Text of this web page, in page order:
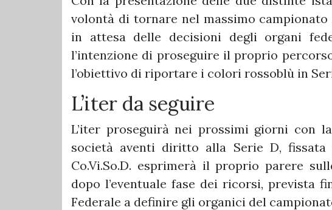
volontà di tornare nel massimo
in attesa delle decisioni degli organi
l’intenzione di proseguire il proprio
l’obiettivo di riportare i colori rossoblù in
L’iter da seguire
L’iter proseguirà nei prossimi giorni con
società aventi diritto alla Serie D,
Co.Vi.So.D. esprimerà il proprio parere
dopo l’eventuale fase dei ricorsi, prevista
Federale a definire gli organici del